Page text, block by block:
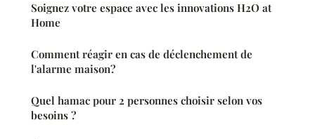
Soignez votre espace avec les innovations H2O at
Home
Comment réagir en cas de déclenchement de
l'alarme maison?
Quel hamac pour 2 personnes choisir selon vos
besoins ?